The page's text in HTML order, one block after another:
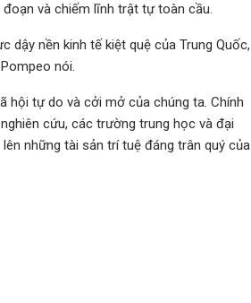
và chiếm lĩnh trật tự toàn cầu.
dậy nền kinh tế kiệt quệ của Trung Quốc,
nói.
hội tự do và cởi mở của chúng ta. Chính
cứu, các trường trung học và đại
những tài sản trí tuệ đáng trân quý của